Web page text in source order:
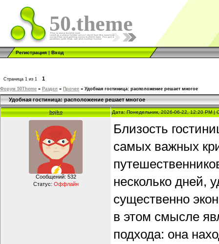
50.theme
Регистрация|Вход
Страница 1 из 1 1
Форум 50Theme » Раздел » Прочее » Удобная гостиница: расположение решает многое
Удобная гостиница: расположение решает многое
bojko Дата: Понедельник, 2026-06-22, 12:20 PM
Сообщений: 532
Статус: Оффлайн
Близость
самых важных
несколько дней,
существенно
в этом смысле
подхода: она